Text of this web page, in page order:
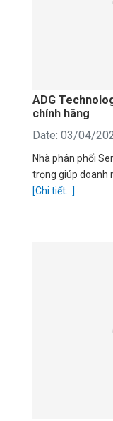
ADG
chính hãng
Date: 03/04/
Nhà phân phối
trọng giúp doanh
[Chi tiết...]